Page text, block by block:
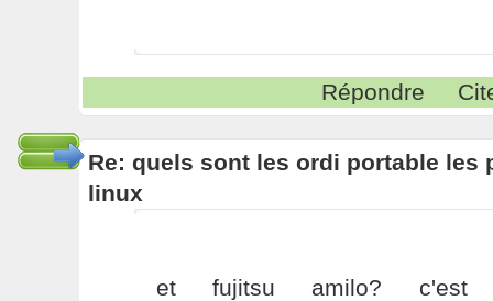
Répondre
Re: quels sont les ordi portable les
linux
et fujitsu amilo? c'est